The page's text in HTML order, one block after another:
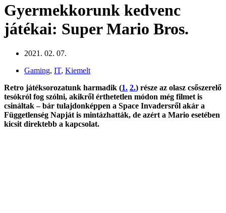
Gyermekkorunk kedvenc
játékai: Super Mario Bros.
2021. 02. 07.
Gaming, IT, Kiemelt
Retro játéksorozatunk harmadik (1. 2.) része az olasz csőszerelő
tesókról fog szólni, akikről érthetetlen módon még filmet is
csináltak – bár tulajdonképpen a Space Invadersről akár a
Függetlenség Napját is mintázhatták, de azért a Mario esetében
kicsit direktebb a kapcsolat.